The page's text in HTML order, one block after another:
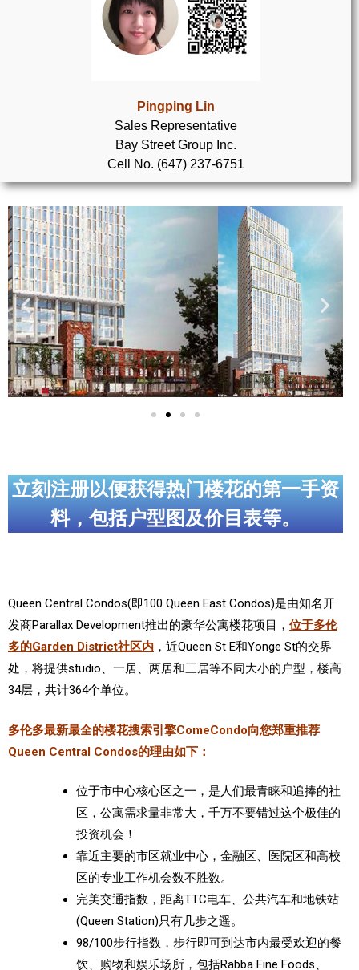
旺市楼花项目
实用链接
加拿大房地产网站
大多伦多教育网站
大多伦多医疗机构
加拿大银行贷款机构
大多伦多交通网络
常用查询工具
走近加拿大
为什么移民加拿大
定居安大略省
安大略省免费医疗保险
加拿大的福利制度
Pingping Lin
Sales Representative
Bay Street Group Inc.
Cell No. (647) 237-6751
立刻注册以便获得热门楼花的第一手资
料，包括户型图及价目表等。
Queen Central Condos(即100 Queen East Condos)是由知名开
发商Parallax Development推出的豪华公寓楼花项目， 位于多伦
多的Garden District社区内 ，近Queen St E和Yonge St的交界
处，将提供studio、一居、两居和三居等不同大小的户型，楼高
34层，共计364个单位。
多伦多最新最全的楼花搜索引擎ComeCondo向您郑重推荐
Queen Central Condos的理由如下：
位于市中心核心区之一，是人们最青睐和追捧的社
区，公寓需求量非常大，千万不要错过这个极佳的
投资机会！
靠近主要的市区就业中心，金融区、医院区和高校
区的专业工作机会数不胜数。
完美交通指数，距离TTC电车、公共汽车和地铁站
(Queen Station)只有几步之遥。
98/100步行指数，步行即可到达市内最受欢迎的餐
饮、购物和娱乐场所，包括Rabba Fine Foods、